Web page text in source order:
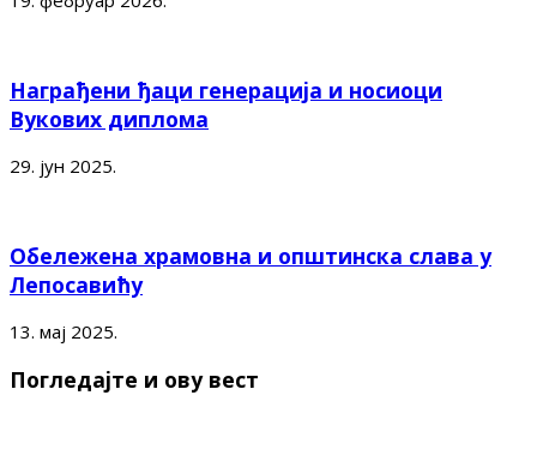
Награђени ђаци генерација и носиоци
Вукових диплома
29. јун 2025.
Обележена храмовна и општинска слава у
Лепосавићу
13. мај 2025.
Погледајте и ову вест